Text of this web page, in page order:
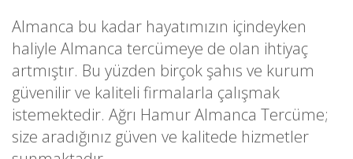
Almanca bu kadar hayatımızın içindeyken
haliyle Almanca tercümeye de olan ihtiyaç
artmıştır. Bu yüzden birçok şahıs ve kurum
güvenilir ve kaliteli firmalarla çalışmak
istemektedir. Ağrı Hamur Almanca Tercüme;
size aradığınız güven ve kalitede hizmetler